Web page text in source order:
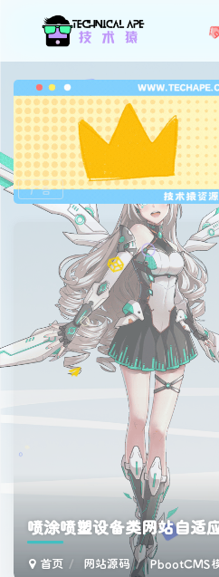
广告
喷涂喷塑设备类网站自适
首页 网站源码 PbootCMS